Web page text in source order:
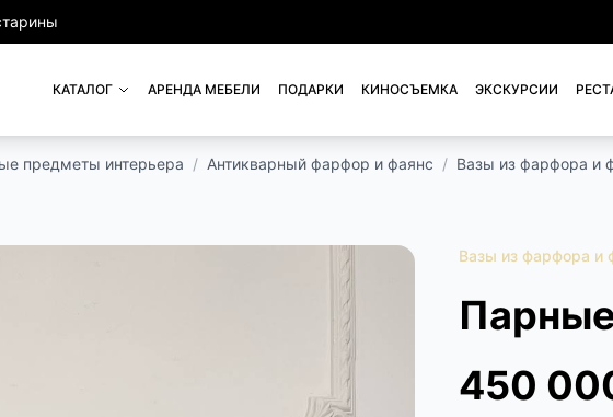
КАТАЛОГ АРЕНДА МЕБЕЛИ ПОДАРКИ КИНОСЪЕМКА ЭКСКУРСИИ
предметы интерьера / Антикварный фарфор и фаянс / Вазы из фарфора и
Вазы из фарфора и
450